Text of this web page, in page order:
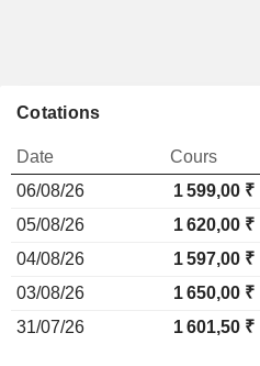
Cotations
Date Cours
06/08/26
1 599,00 ₹
05/08/26
1 620,00 ₹
04/08/26
1 597,00 ₹
03/08/26
1 650,00 ₹
31/07/26
1 601,50 ₹